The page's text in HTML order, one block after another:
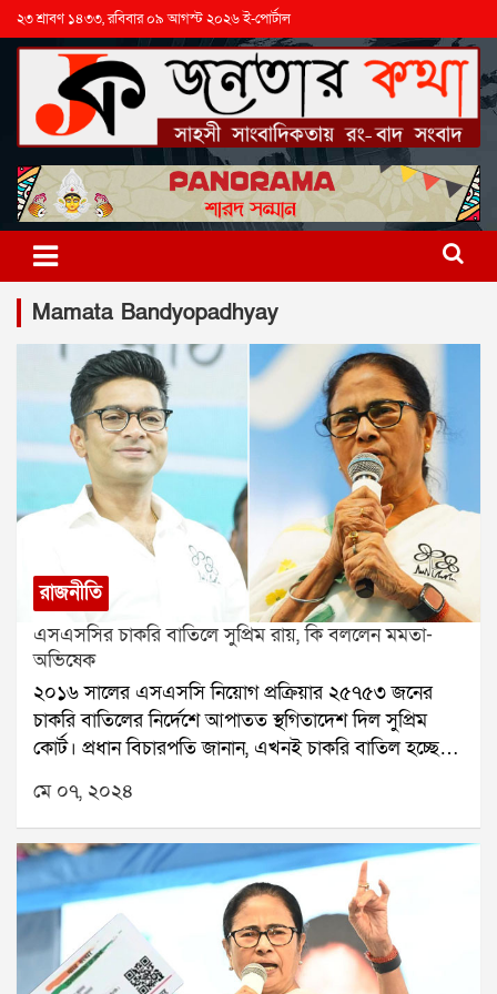
২৩ শ্রাবণ ১৪৩৩, রবিবার ০৯ আগস্ট ২০২৬ ই-পোর্টাল
Mamata Bandyopadhyay
রাজনীতি
এসএসসির চাকরি বাতিলে সুপ্রিম রায়, কি বললেন মমতা-
অভিষেক
২০১৬ সালের এসএসসি নিয়োগ প্রক্রিয়ার ২৫৭৫৩ জনের
চাকরি বাতিলের নির্দেশে আপাতত স্থগিতাদেশ দিল সুপ্রিম
কোর্ট। প্রধান বিচারপতি জানান, এখনই চাকরি বাতিল হচ্ছে
জুলাই এই মামলার চূড়ান্ত শুনানি। এসএসসি আদালতকে
জানিয়েছে এরমধ্যে ১৯,০০০ চাকরি বৈধ। সুপ্রিম নির্দেশের
পরই এবার আসরে নামল তৃণমূল কংগ্রেস। দলের সর্বভারতীয়
সাধারণ সম্পাদক অভিষেক বন্দ্যোপাধ্যায় সমাজমাধ্যমে
লিখলেন সত্যের জয় হল।তিনি এদিন লিখেছেন, বাংলার
ভাবমূর্তি নষ্টে বিজেপির বিস্ফোরণ সুপ্রিম কোর্টে নিষ্ক্রিয়। সব
প্রতিবন্ধকতার বিরুদ্ধে আমাদের লড়াই চলবে। মানুষের পাশে
মে ০৭, ২০২৪